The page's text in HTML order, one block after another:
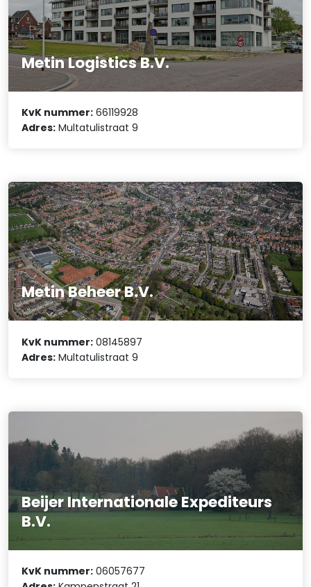
Metin Logistics B.V.
KvK nummer: 66119928
Adres: Multatulistraat 9
Metin Beheer B.V.
KvK nummer: 08145897
Adres: Multatulistraat 9
Beijer Internationale Expediteurs
B.V.
KvK nummer: 06057677